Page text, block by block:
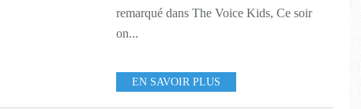
remarqué dans The Voice Kids, Ce soir
on...
EN SAVOIR PLUS